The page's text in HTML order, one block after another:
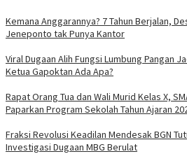
Kemana Anggarannya? 7 Tahun Berjalan,
Jeneponto tak Punya Kantor
Viral Dugaan Alih Fungsi Lumbung Pangan
Ketua Gapoktan Ada Apa?
Rapat Orang Tua dan Wali Murid Kelas X,
Paparkan Program Sekolah Tahun Ajaran
Fraksi Revolusi Keadilan Mendesak BGN
Investigasi Dugaan MBG Berulat